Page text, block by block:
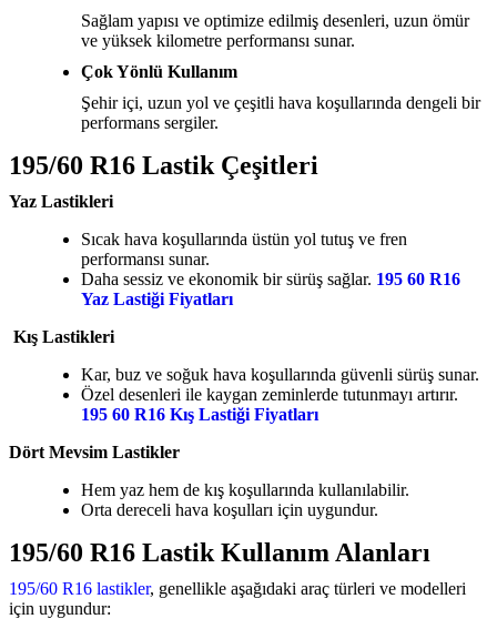
Sağlam yapısı ve optimize edilmiş desenleri, uzun ömür
ve yüksek kilometre performansı sunar.
Çok Yönlü Kullanım
Şehir içi, uzun yol ve çeşitli hava koşullarında dengeli bir
performans sergiler.
195/60 R16 Lastik Çeşitleri
Yaz Lastikleri
Sıcak hava koşullarında üstün yol tutuş ve fren
performansı sunar.
Daha sessiz ve ekonomik bir sürüş sağlar. 195 60 R16
Yaz Lastiği Fiyatları
Kış Lastikleri
Kar, buz ve soğuk hava koşullarında güvenli sürüş sunar.
Özel desenleri ile kaygan zeminlerde tutunmayı artırır.
195 60 R16 Kış Lastiği Fiyatları
Dört Mevsim Lastikler
Hem yaz hem de kış koşullarında kullanılabilir.
Orta dereceli hava koşulları için uygundur.
195/60 R16 Lastik Kullanım Alanları
195/60 R16 lastikler, genellikle aşağıdaki araç türleri ve modelleri
için uygundur: